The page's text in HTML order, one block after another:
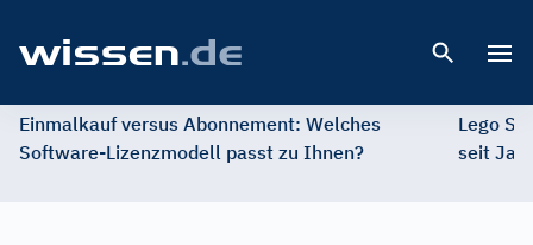
Einmalkauf versus Abonnement: Welches
Software-Lizenzmodell passt zu Ihnen?
Lego
seit